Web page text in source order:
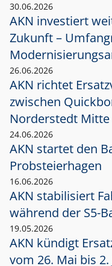
30.06.2026
AKN investiert
Zukunft –
26.06.2026
AKN richtet
zwischen
Norderstedt Mitte
24.06.2026
AKN startet den
Probsteierhagen
16.06.2026
AKN stabilisiert
während der S5-
19.05.2026
AKN kündigt
vom 26. Mai bis 2.